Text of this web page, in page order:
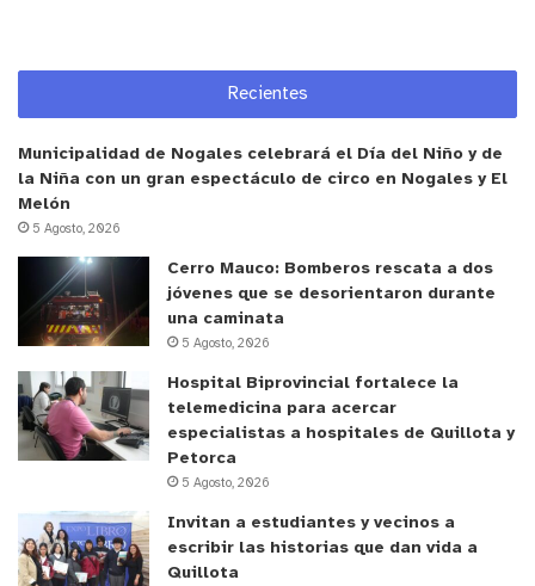
y tú, ¿qué opinas?
Recientes
Municipalidad de Nogales celebrará el Día del Niño y de
la Niña con un gran espectáculo de circo en Nogales y El
Melón
5 Agosto, 2026
Cerro Mauco: Bomberos rescata a dos
jóvenes que se desorientaron durante
una caminata
5 Agosto, 2026
Hospital Biprovincial fortalece la
telemedicina para acercar
especialistas a hospitales de Quillota y
Petorca
5 Agosto, 2026
Invitan a estudiantes y vecinos a
escribir las historias que dan vida a
Quillota